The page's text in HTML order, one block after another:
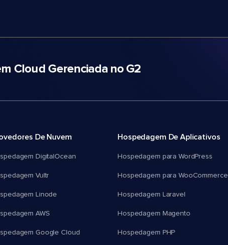
Cloud Gerenciada no G2
De Nuvem
DigitalOcean
Vultr
Linode
AWS
Google Cloud
Hospedagem De Aplicativos
Hospedagem para WordPress
Hospedagem para WooCommerce
Hospedagem Laravel
Hospedagem Magento
Hospedagem PHP